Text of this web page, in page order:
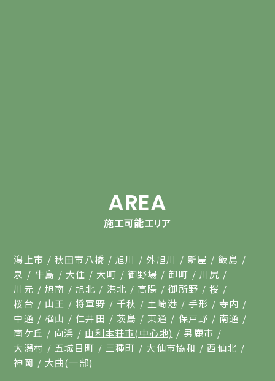
AREA
施工可能エリア
潟上市 秋田市八橋 旭川 外旭川 新屋
飯島
泉
牛島 大住 大町 御野場 卸町
川尻
川元
旭南 旭北 港北 高陽 御所野
桜
桜台
山王 将軍野 千秋 土崎港 手形
寺内
中通
楢山 仁井田 茨島 東通 保戸野
南通
南ケ丘
向浜 由利本荘市(中心地)
男鹿市
大潟村
五城目町 三種町 大仙市協和
西仙北
神岡
大曲(一部)